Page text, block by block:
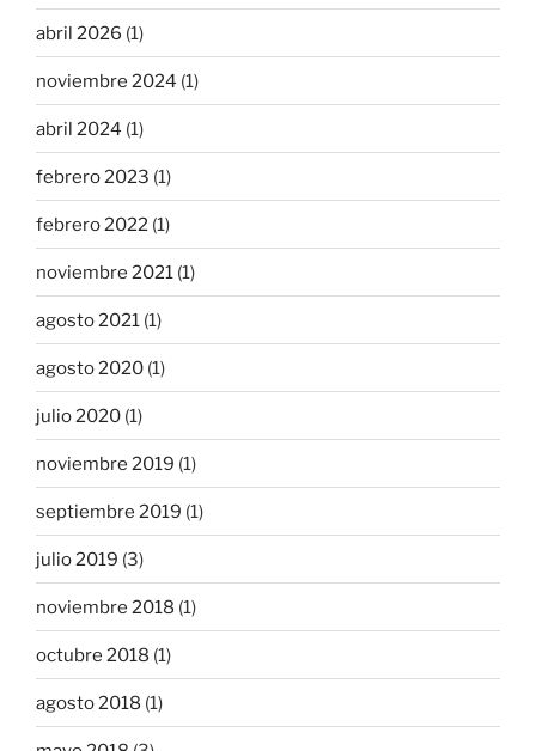
abril 2026 (1)
noviembre 2024 (1)
abril 2024 (1)
febrero 2023 (1)
febrero 2022 (1)
noviembre 2021 (1)
agosto 2021 (1)
agosto 2020 (1)
julio 2020 (1)
noviembre 2019 (1)
septiembre 2019 (1)
julio 2019 (3)
noviembre 2018 (1)
octubre 2018 (1)
agosto 2018 (1)